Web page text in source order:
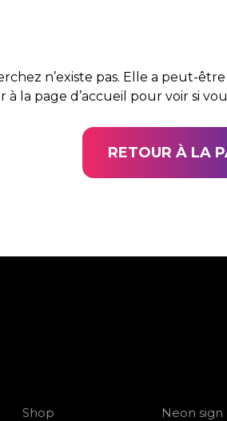
n’existe pas. Elle a peut-
à la page d’accueil pour voir si
RETOUR À LA
Shop
Neon sign